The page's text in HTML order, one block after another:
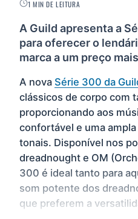
1 MIN DE LEITURA
A Guild apresenta a
para oferecer o
marca a um preço
A nova Série 300 da
clássicos de corpo com
proporcionando aos
confortável e uma
tonais. Disponível nos
dreadnought e OM
300 é ideal tanto para
som potente dos
que preferem a